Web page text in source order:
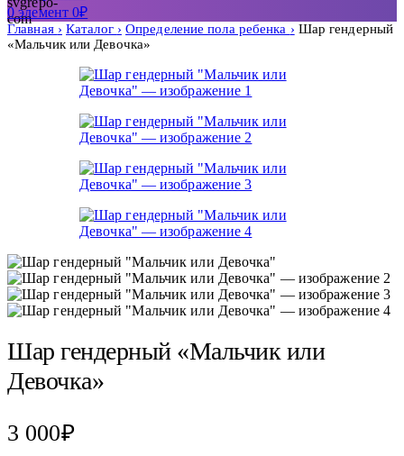
0элемент 0₽
Главная Каталог Определение пола ребенка
Шар гендерный
«Мальчик или Девочка»
Шар гендерный «Мальчик или
Девочка»
3 000₽